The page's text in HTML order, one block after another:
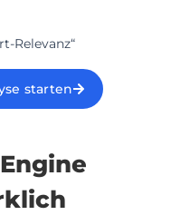
Relevanz“
starten